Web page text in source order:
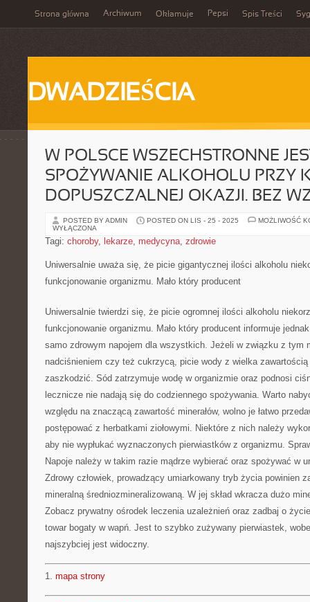
Strona główna Archiwum Okłamuje Pepsi Spis Treści
DWADZIEŚCIA
W POLSCE WSZECHSTRONNE
SPOŻYWANIE ALKOHOLU PRZY
DOPUSZCZALNEJ OKAZJI. BEZ
POSTED BY ADMIN POSTED ON LIS - 25 - 2025
MOŻLIWOŚĆ
WYŁĄCZONA
Tagi: choroby, lekarze, medycyna, zdrowie
Uniwersalnie uważa się, że picie gigantycznej ilości alkoholu
funkcjonowanie organizmu. Mało który producent
Uniwersalnie twierdzi się, że picie ogromnej ilości alkoholu
funkcjonowanie organizmu. Mało który producent informuje
samo zdrowym napojem dla wszystkich. Jeżeli w związku z tym
nadciśnieniem czy też cukrzycą, picie wody z wielka
zaszkodzić. Sód zatrzymuje wodę w organizmie oraz podnosi
lecznicze nie nadają się do codziennego spożywania. Warto
względu na znaczącą zawartość minerałów, wolno je łatwo
postępować z herbatkami ziołowymi. Niektóre z nich należy
aby nie wypłukać wyznaczonych pierwiastków z organizmu.
Napoje należy w takim razie mądrze wybierać oraz spożywać w
Zdrowy człowiek, prowadzący umiarkowany tryb życia powinien
mineralną średniozmineralizowaną. W jej skład wkracza dużo
Zobacz prywatny ośrodek leczenia uzależnień oraz zadbaj o
towar bogaty w wapń. Jest to szybko zużywany pierwiastek,
najszybciej jest widoczny.
1. mapa strony